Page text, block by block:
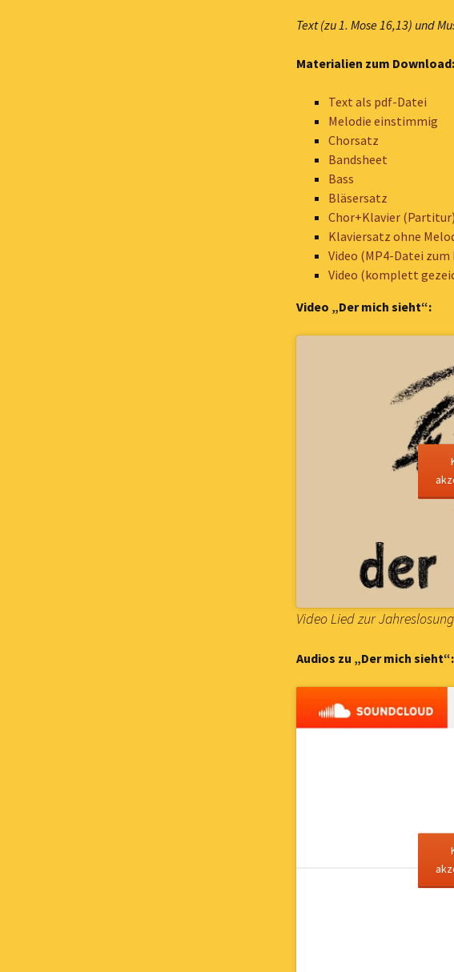
Noten
Video
Material 2027
Sonstiges
Text (zu 1. Mose 16,13) und
Materialien zum Download:
Text als pdf-Datei
Melodie einstimmig
Chorsatz
Bandsheet
Bass
Bläsersatz
Chor+Klavier (Partitur)
Klaviersatz ohne
Video (MP4-Datei zum
Video (komplett
Video „Der mich sieht“:
Video Lied zur
Audios zu „Der mich sieht“: